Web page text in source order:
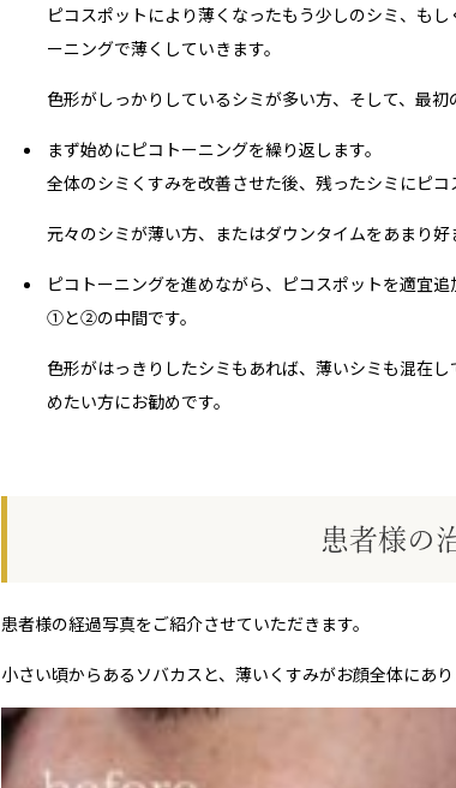
ピコスポットにより薄くなったもう少しのシミ、も
ーニングで薄くしていきます。
色形がしっかりしているシミが多い方、そして、最
まず始めにピコトーニングを繰り返します。
全体のシミくすみを改善させた後、残ったシミにピコ
元々のシミが薄い方、またはダウンタイムをあまり
ピコトーニングを進めながら、ピコスポットを適宜追
①と②の中間です。
色形がはっきりしたシミもあれば、薄いシミも混在
めたい方にお勧めです。
患者様の
患者様の経過写真をご紹介させていただきます。
小さい頃からあるソバカスと、薄いくすみがお顔全体にあり